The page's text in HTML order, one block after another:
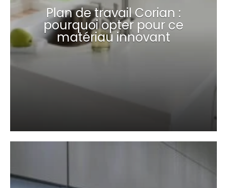
Plan de travail Corian :
pourquoi opter pour ce
matériau innovant